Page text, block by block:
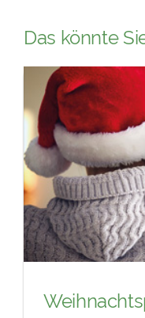
Das könnte